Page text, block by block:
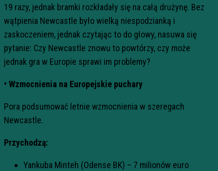
19 razy, jednak bramki rozkładały się na całą drużynę. Bez
wątpienia Newcastle było wielką niespodzianką i
zaskoczeniem, jednak czytając to do głowy, nasuwa się
pytanie: Czy Newcastle znowu to powtórzy, czy może
jednak gra w Europie sprawi im problemy?
• Wzmocnienia na Europejskie puchary
Pora podsumować letnie wzmocnienia w szeregach
Newcastle.
Przychodzą:
Yankuba Minteh (Odense BK) – 7 milionów euro